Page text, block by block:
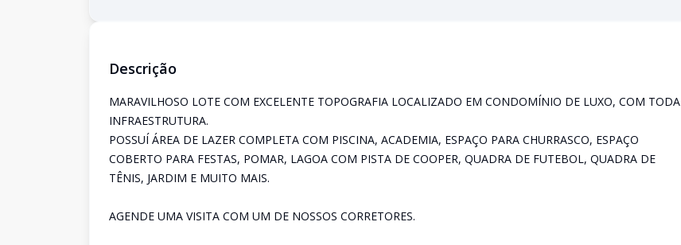
Descrição
MARAVILHOSO LOTE COM EXCELENTE TOPOGRAFIA LOCALIZADO EM CONDOMÍNIO DE LUXO, COM TODA
INFRAESTRUTURA.
POSSUÍ ÁREA DE LAZER COMPLETA COM PISCINA, ACADEMIA, ESPAÇO PARA CHURRASCO, ESPAÇO
COBERTO PARA FESTAS, POMAR, LAGOA COM PISTA DE COOPER, QUADRA DE FUTEBOL, QUADRA DE
TÊNIS, JARDIM E MUITO MAIS.
AGENDE UMA VISITA COM UM DE NOSSOS CORRETORES.